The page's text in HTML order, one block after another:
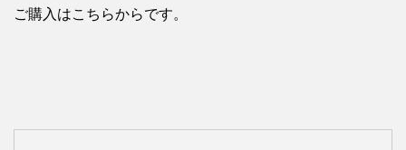
ご購入はこちらからです。